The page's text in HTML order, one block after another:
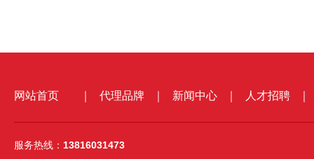
网站首页 代理品牌 新闻中心 人才招聘
服务热线： 13816031473